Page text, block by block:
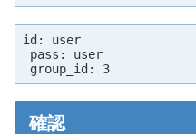
id: user
pass: user
group_id: 3
確認